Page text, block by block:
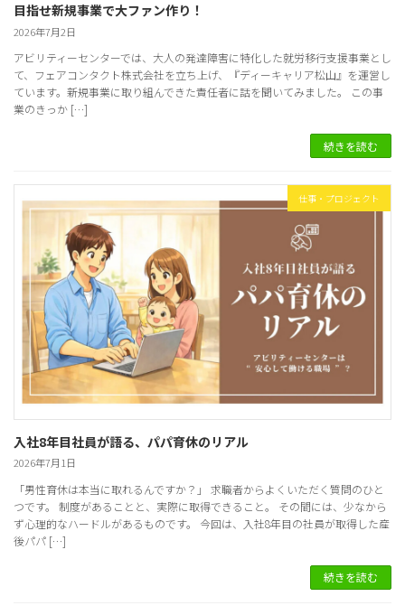
目指せ新規事業で大ファン作り！
2026年7月2日
アビリティーセンターでは、大人の発達障害に特化した就労移行支援事業とし
て、フェアコンタクト株式会社を立ち上げ、『ディーキャリア松山』を運営し
ています。新規事業に取り組んできた責任者に話を聞いてみました。 この事
業のきっか […]
続きを読む
仕事・プロジェクト
入社8年目社員が語る、パパ育休のリアル
2026年7月1日
「男性育休は本当に取れるんですか？」 求職者からよくいただく質問のひと
つです。 制度があることと、実際に取得できること。 その間には、少なから
ず心理的なハードルがあるものです。 今回は、入社8年目の社員が取得した産
後パパ […]
続きを読む